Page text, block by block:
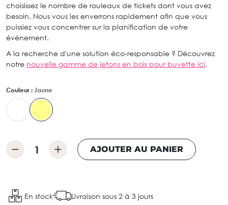
choisissez le nombre de rouleaux de tickets dont vous avez
besoin. Nous vous les enverrons rapidement afin que vous
puissiez vous concentrer sur la planification de votre
événement.
A la recherche d'une solution éco-responsable ? Découvrez
notre nouvelle gamme de jetons en bois pour buvette ici.
Couleur : Jaune
AJOUTER AU PANIER
En stock Livraison sous 2 à 3 jours